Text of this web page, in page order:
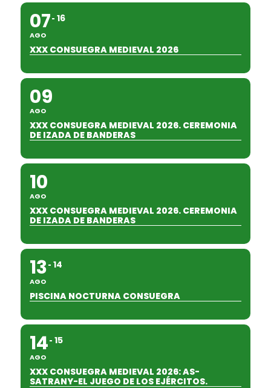
07
AGO
16
XXX CONSUEGRA MEDIEVAL 2026
09
AGO
XXX CONSUEGRA MEDIEVAL 2026. CEREMONIA
DE IZADA DE BANDERAS
10
AGO
XXX CONSUEGRA MEDIEVAL 2026. CEREMONIA
DE IZADA DE BANDERAS
13
AGO
14
PISCINA NOCTURNA CONSUEGRA
14
AGO
15
XXX CONSUEGRA MEDIEVAL 2026: AS-
SATRANY-EL JUEGO DE LOS EJÉRCITOS.